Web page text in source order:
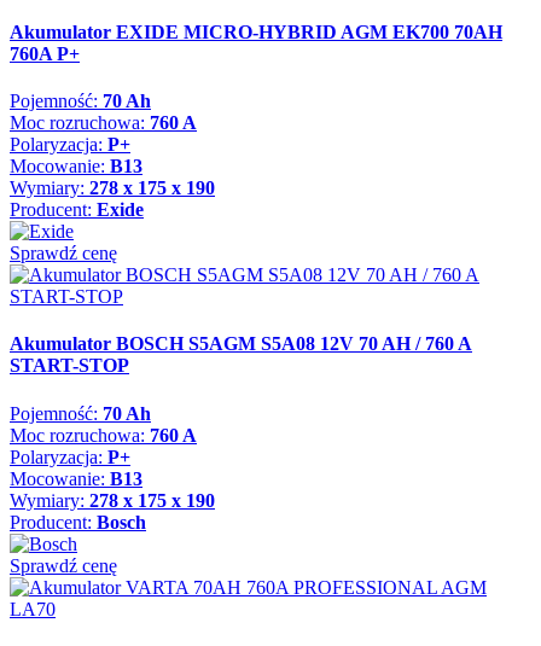
Akumulator EXIDE MICRO-HYBRID AGM EK700 70AH
760A P+
Pojemność: 70 Ah
Moc rozruchowa: 760 A
Polaryzacja: P+
Mocowanie: B13
Wymiary: 278 x 175 x 190
Producent: Exide
Sprawdź cenę
Akumulator BOSCH S5AGM S5A08 12V 70 AH / 760 A
START-STOP
Pojemność: 70 Ah
Moc rozruchowa: 760 A
Polaryzacja: P+
Mocowanie: B13
Wymiary: 278 x 175 x 190
Producent: Bosch
Sprawdź cenę